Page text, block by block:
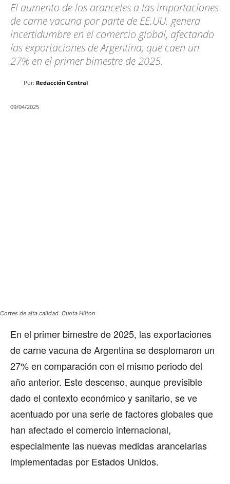
El aumento de los aranceles a las importaciones
de carne vacuna por parte de EE.UU. genera
incertidumbre en el comercio global, afectando
las exportaciones de Argentina, que caen un
27% en el primer bimestre de 2025.
Por: Redacción Central
09/04/2025
Cortes de alta calidad. Cuota Hilton
En el primer bimestre de 2025, las exportaciones
de carne vacuna de Argentina se desplomaron un
27% en comparación con el mismo periodo del
año anterior. Este descenso, aunque previsible
dado el contexto económico y sanitario, se ve
acentuado por una serie de factores globales que
han afectado el comercio internacional,
especialmente las nuevas medidas arancelarias
implementadas por Estados Unidos.